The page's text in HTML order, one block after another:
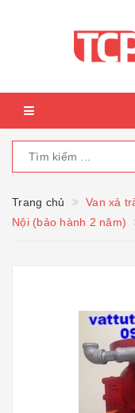
Trang chủ
Van xả
Nội (bảo hành 2 năm)